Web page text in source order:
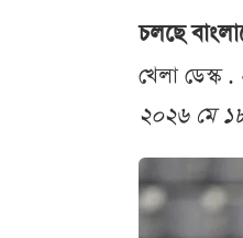
চলছে
খেলা
২০২৬ মে